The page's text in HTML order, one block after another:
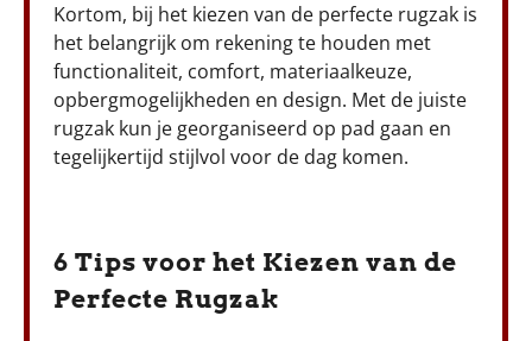
Kortom, bij het kiezen van de perfecte rugzak is
het belangrijk om rekening te houden met
functionaliteit, comfort, materiaalkeuze,
opbergmogelijkheden en design. Met de juiste
rugzak kun je georganiseerd op pad gaan en
tegelijkertijd stijlvol voor de dag komen.
6 Tips voor het Kiezen van de
Perfecte Rugzak